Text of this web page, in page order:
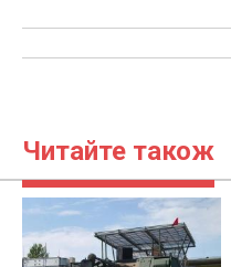
Читайте також